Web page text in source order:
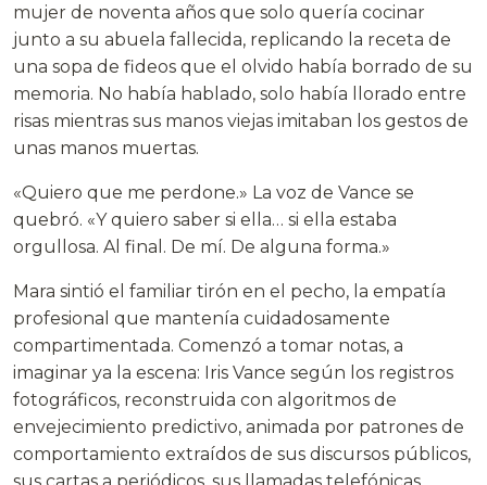
mujer de noventa años que solo quería cocinar
junto a su abuela fallecida, replicando la receta de
una sopa de fideos que el olvido había borrado de su
memoria. No había hablado, solo había llorado entre
risas mientras sus manos viejas imitaban los gestos de
unas manos muertas.
«Quiero que me perdone.» La voz de Vance se
quebró. «Y quiero saber si ella… si ella estaba
orgullosa. Al final. De mí. De alguna forma.»
Mara sintió el familiar tirón en el pecho, la empatía
profesional que mantenía cuidadosamente
compartimentada. Comenzó a tomar notas, a
imaginar ya la escena: Iris Vance según los registros
fotográficos, reconstruida con algoritmos de
envejecimiento predictivo, animada por patrones de
comportamiento extraídos de sus discursos públicos,
sus cartas a periódicos, sus llamadas telefónicas